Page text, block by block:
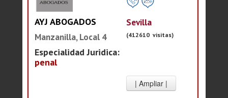
AYJ ABOGADOS
Manzanilla, Local 4
Especialidad Juridica:
penal
Sevilla
(412610 visitas)